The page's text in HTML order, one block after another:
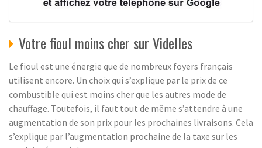
Votre fioul moins cher sur Videlles
Le fioul est une énergie que de nombreux foyers français
utilisent encore. Un choix qui s’explique par le prix de ce
combustible qui est moins cher que les autres mode de
chauffage. Toutefois, il faut tout de même s’attendre à une
augmentation de son prix pour les prochaines livraisons. Cela
s’explique par l’augmentation prochaine de la taxe sur les